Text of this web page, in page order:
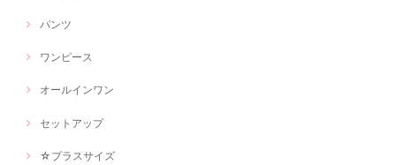
パンツ
ワンピース
オールインワン
セットアップ
☆プラスサイズ